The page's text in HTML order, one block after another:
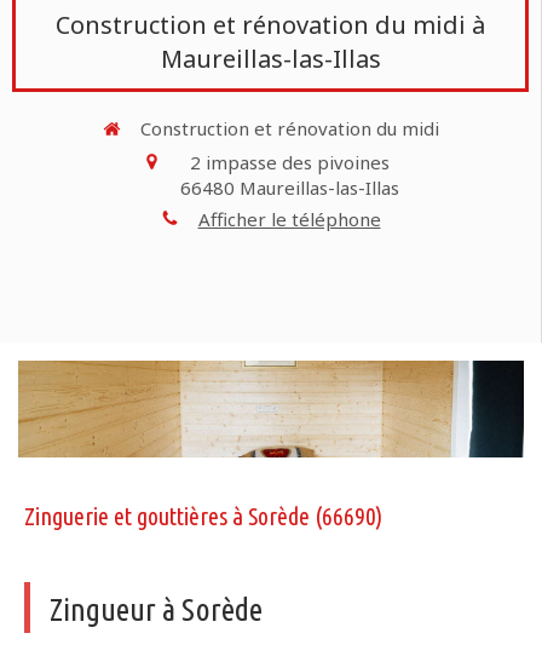
Construction et rénovation du midi à
Maureillas-las-Illas
Construction et rénovation du midi
2 impasse des pivoines
66480 Maureillas-las-Illas
Afficher le téléphone
Zinguerie et gouttières à Sorède (66690)
Zingueur à Sorède